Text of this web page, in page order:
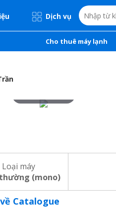
Dịch vụ
Cho thuê máy lạnh
Loại máy
(mono)
Catalogue